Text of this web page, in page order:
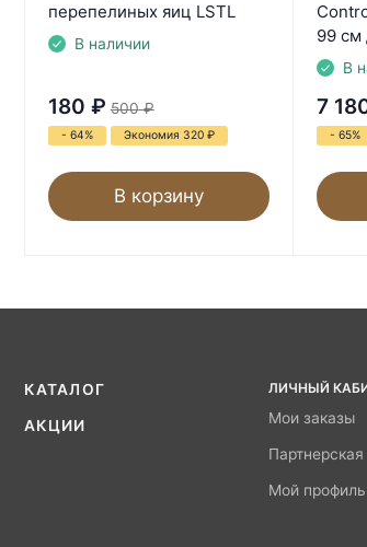
перепелиных яиц LSTL
В наличии
180 ₽ 500 ₽
- 64% Экономия 320 ₽
В корзину
99 см
В
7
- 65%
КАТАЛОГ
АКЦИИ
ЛИЧНЫЙ
Мои заказы
Мой профиль